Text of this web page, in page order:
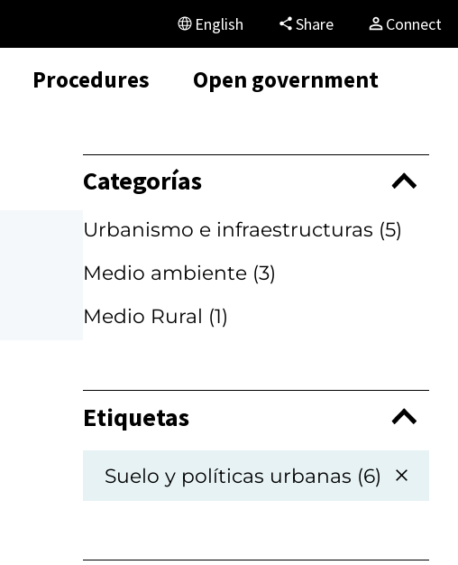
English Share Connect
Procedures Open government
Categorías
Urbanismo e infraestructuras (5)
Medio ambiente (3)
Medio Rural (1)
Etiquetas
Suelo y políticas urbanas (6)